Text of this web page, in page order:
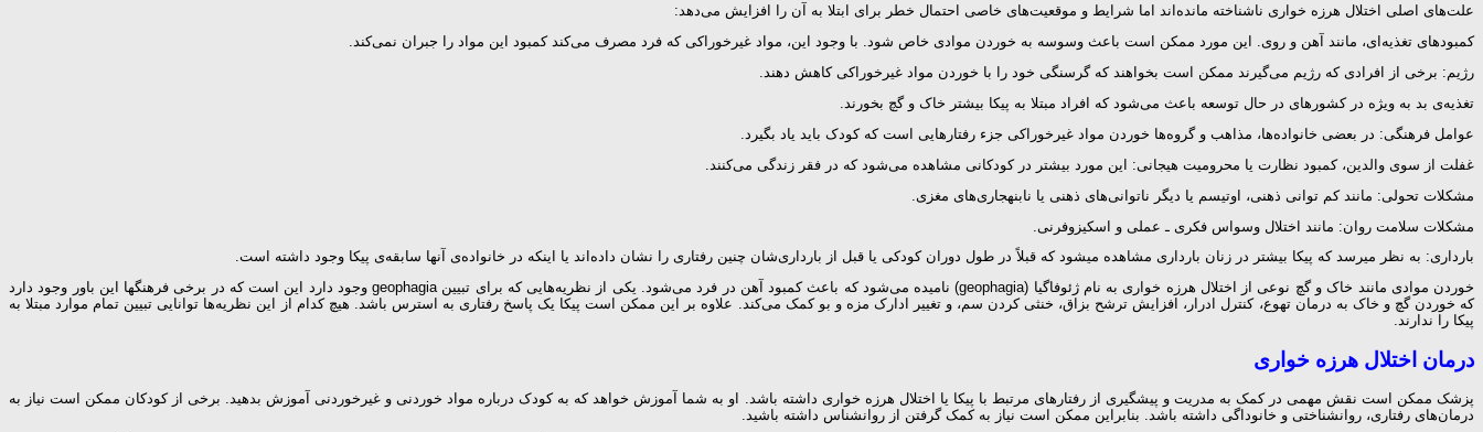
علت‌های اصلی اختلال هرزه خواری ناشناخته مانده‌اند اما شرایط و موقعیت‌های خاصی احتمال خطر برای ابتلا به آن را افزایش می‌دهد:
کمبودهای تغذیه‌ای، مانند آهن و روی. این مورد ممکن است باعث وسوسه به خوردن موادی خاص شود. با وجود این، مواد غیرخوراکی که فرد مصرف می‌کند کمبود این مواد را جبران نمی‌کند.
رژیم: برخی از افرادی که رژیم می‌گیرند ممکن است بخواهند که گرسنگی خود را با خوردن مواد غیرخوراکی کاهش دهند.
تغذیه‌ی بد به ویژه در کشورهای در حال توسعه باعث می‌شود که افراد مبتلا به پیکا بیشتر خاک و گچ بخورند.
عوامل فرهنگی: در بعضی خانواده‌ها، مذاهب و گروه‌ها خوردن مواد غیرخوراکی جزء رفتارهایی است که کودک باید یاد بگیرد.
غفلت از سوی والدین، کمبود نظارت یا محرومیت هیجانی: این مورد بیشتر در کودکانی مشاهده می‌شود که در فقر زندگی می‌کنند.
مشکلات تحولی: مانند کم توانی ذهنی، اوتیسم یا دیگر ناتوانی‌های ذهنی یا نابنهجاری‌های مغزی.
مشکلات سلامت روان: مانند اختلال وسواس فکری ـ عملی و اسکیزوفرنی.
بارداری: به نظر می‎رسد که پیکا بیشتر در زنان بارداری مشاهده می‎شود که قبلاً در طول دوران کودکی یا قبل از بارداری‌شان چنین رفتاری را نشان داده‌اند یا اینکه در خانواده‌ی آنها سابقه‌ی پیکا وجود داشته است.
خوردن موادی مانند خاک و گچ نوعی از اختلال هرزه خواری به نام ژئوفاگیا (geophagia) نامیده می‌شود که باعث کمبود آهن در فرد می‌شود. یکی از نظریه‌هایی که برای تبیین geophagia وجود دارد این است که در برخی فرهنگها این باور وجود دارد
که خوردن گچ و خاک به درمان تهوع، کنترل ادرار، افزایش ترشح بزاق، خنثی کردن سم، و تغییر ادارک مزه و بو کمک می‌کند. علاوه بر این ممکن است پیکا یک پاسخ رفتاری به استرس باشد. هیچ کدام از این نظریه‌ها توانایی تبیین تمام موارد مبتلا به
پیکا را ندارند.
درمان اختلال هرزه خواری
پزشک ممکن است نقش مهمی در کمک به مدریت و پیشگیری از رفتارهای مرتبط با پیکا یا اختلال هرزه خواری داشته باشد. او به شما آموزش خواهد که به کودک درباره مواد خوردنی و غیرخوردنی آموزش بدهید. برخی از کودکان ممکن است نیاز به
درمان‌های رفتاری، روانشناختی و خانوداگی داشته باشد. بنابراین ممکن است نیاز به کمک گرفتن از روانشناس داشته باشید.